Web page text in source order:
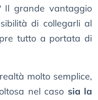
Il grande vantaggio
di collegarli al
tutto a portata di
molto semplice,
nel caso sia la